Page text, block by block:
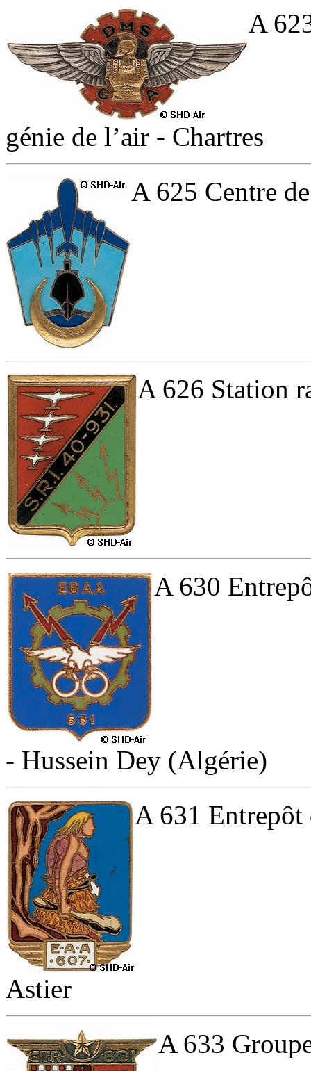
A
génie de l’air - Chartres
A 625 Centre
A 626 Station
A 630
- Hussein Dey (Algérie)
A 631 Entrepôt
Astier
A 633